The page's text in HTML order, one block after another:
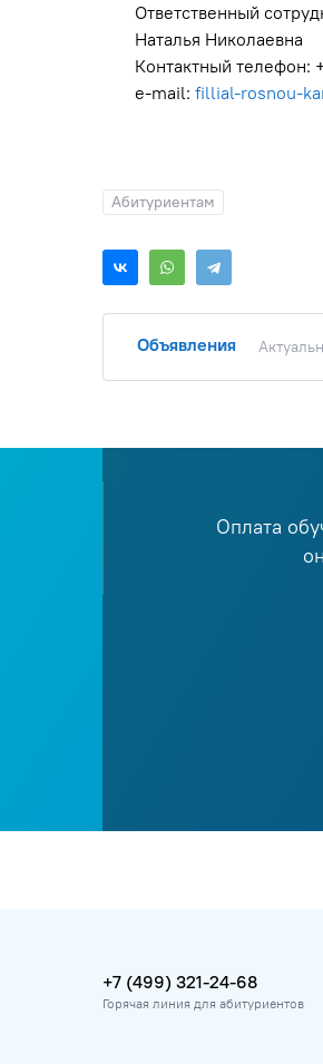
Ответственный
Наталья Николаевна
Контактный телефон:
е-mail: fillial-rosnou-
Абитуриентам
Объявления
Оплата
+7 (499) 321-24-68
Горячая линия для абитуриентов